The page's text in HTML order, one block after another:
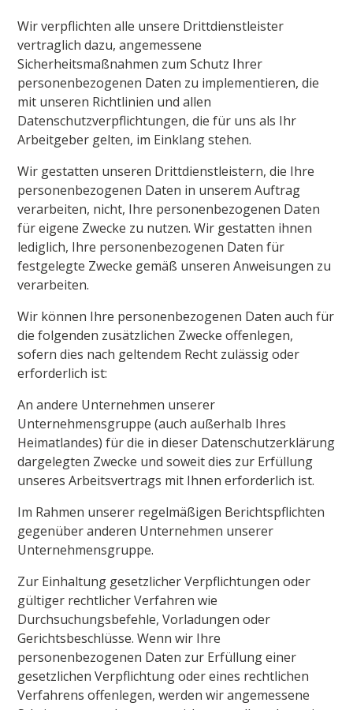
Wir verpflichten alle unsere Drittdienstleister
vertraglich dazu, angemessene
Sicherheitsmaßnahmen zum Schutz Ihrer
personenbezogenen Daten zu implementieren, die
mit unseren Richtlinien und allen
Datenschutzverpflichtungen, die für uns als Ihr
Arbeitgeber gelten, im Einklang stehen.
Wir gestatten unseren Drittdienstleistern, die Ihre
personenbezogenen Daten in unserem Auftrag
verarbeiten, nicht, Ihre personenbezogenen Daten
für eigene Zwecke zu nutzen. Wir gestatten ihnen
lediglich, Ihre personenbezogenen Daten für
festgelegte Zwecke gemäß unseren Anweisungen zu
verarbeiten.
Wir können Ihre personenbezogenen Daten auch für
die folgenden zusätzlichen Zwecke offenlegen,
sofern dies nach geltendem Recht zulässig oder
erforderlich ist:
An andere Unternehmen unserer
Unternehmensgruppe (auch außerhalb Ihres
Heimatlandes) für die in dieser Datenschutzerklärung
dargelegten Zwecke und soweit dies zur Erfüllung
unseres Arbeitsvertrags mit Ihnen erforderlich ist.
Im Rahmen unserer regelmäßigen Berichtspflichten
gegenüber anderen Unternehmen unserer
Unternehmensgruppe.
Zur Einhaltung gesetzlicher Verpflichtungen oder
gültiger rechtlicher Verfahren wie
Durchsuchungsbefehle, Vorladungen oder
Gerichtsbeschlüsse. Wenn wir Ihre
personenbezogenen Daten zur Erfüllung einer
gesetzlichen Verpflichtung oder eines rechtlichen
Verfahrens offenlegen, werden wir angemessene